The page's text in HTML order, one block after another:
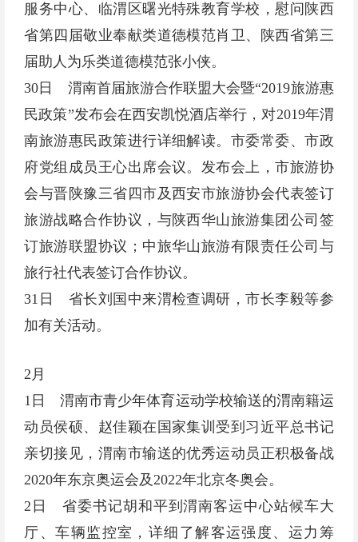
服务中心、临渭区曙光特殊教育学校，慰问陕西
省第四届敬业奉献类道德模范肖卫、陕西省第三
届助人为乐类道德模范张小侠。
30日 渭南首届旅游合作联盟大会暨“2019旅游惠
民政策”发布会在西安凯悦酒店举行，对2019年渭
南旅游惠民政策进行详细解读。市委常委、市政
府党组成员王心出席会议。发布会上，市旅游协
会与晋陕豫三省四市及西安市旅游协会代表签订
旅游战略合作协议，与陕西华山旅游集团公司签
订旅游联盟协议；中旅华山旅游有限责任公司与
旅行社代表签订合作协议。
31日 省长刘国中来渭检查调研，市长李毅等参
加有关活动。
2月
1日 渭南市青少年体育运动学校输送的渭南籍运
动员侯硕、赵佳颖在国家集训受到习近平总书记
亲切接见，渭南市输送的优秀运动员正积极备战
2020年东京奥运会及2022年北京冬奥会。
2日 省委书记胡和平到渭南客运中心站候车大
厅、车辆监控室，详细了解客运强度、运力筹